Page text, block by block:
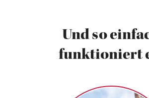
Und so
funktioniert